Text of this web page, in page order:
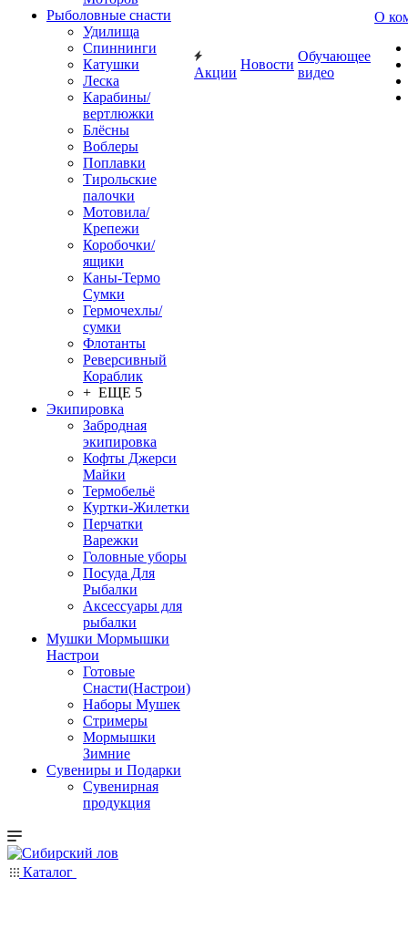
Рыболовные снасти
Удилища
Спиннинги
Катушки
Леска
Карабины/
вертлюжки
Блёсны
Воблеры
Поплавки
Тирольские
палочки
Мотовила/
Крепежи
Коробочки/
ящики
Каны-Термо
Сумки
Гермочехлы/
сумки
Флотанты
Реверсивный
Кораблик
+ ЕЩЕ 5
Экипировка
Забродная
экипировка
Кофты Джерси
Майки
Термобельё
Куртки-Жилетки
Перчатки
Варежки
Головные уборы
Посуда Для
Рыбалки
Аксессуары для
рыбалки
Мушки Мормышки
Настрои
Готовые
Снасти(Настрои)
Наборы Мушек
Стримеры
Мормышки
Зимние
Сувениры и Подарки
Сувенирная
продукция
Акции
Новости
Обучающее
видео
О
Каталог